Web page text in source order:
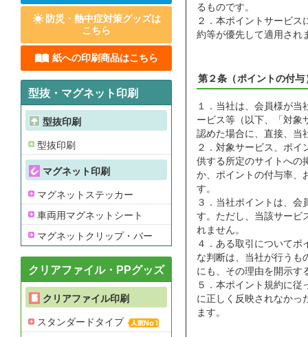
るものです。
２．本ポイントサービ
約等が優先して適用され
第２条（ポイントの付与
１．当社は、会員様が
ービス等（以下、「対象
認めた場合に、直接、当
２．対象サービス、ポ
供する所定のサイトへの
か、ポイントの付与率、
す。
３．当社ポイントは、
す。ただし、当該サービ
れません。
４．ある取引について
な判断は、当社が行うも
にも、その理由を開示す
５．本ポイント規約に
に正しく反映されなかっ
ます。
防災・熱中症対策グッズは
こちら
紙への印刷商品はこちら
型抜・マグネット印刷
型抜印刷
型抜印刷
マグネット印刷
マグネットステッカー
車両用マグネットシート
マグネットクリップ・バー
クリアファイル・PPグッズ
クリアファイル印刷
スタンダードタイプ